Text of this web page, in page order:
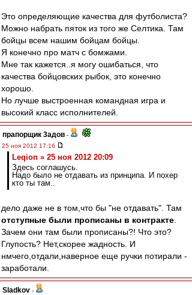
Это определяющие качества для футболиста?
Можно набрать пяток из того же Селтика. Там
бойцы всем нашим бойцам бойцы.
Я конечно про матч с бомжами.
Мне так кажется..я могу ошибаться, что
качества бойцовских рыбок, это конечно
хорошо.
Но лучше выстроенная командная игра и
высокий класс исполнителей.
прапорщик 3адoв -
25 ноя 2012 17:16
Leqion » 25 ноя 2012 20:09
Здесь соглашусь.
Надо было не отдавать из принципа. И похер
кто ты там..
дело даже не в том,что бы "не отдавать". Там
отступные были прописаны в контракте
Зачем они там были прописаны?! Что это?
Глупость? Нет,скорее жадность. И
нмчего,отдали,наверное еще ручки потирали -
заработали.
Sladkov -